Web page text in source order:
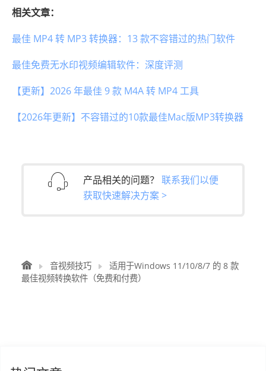
相关文章：
最佳 MP4 转 MP3 转换器：13 款不容错过的热门软件
最佳免费无水印视频编辑软件：深度评测
【更新】2026 年最佳 9 款 M4A 转 MP4 工具
【2026年更新】不容错过的10款最佳Mac版MP3转换器
产品相关的问题？ 联系我们以便
获取快速解决方案 >
音视频技巧
适用于Windows 11/10/8/7 的 8 款
最佳视频转换软件（免费和付费）